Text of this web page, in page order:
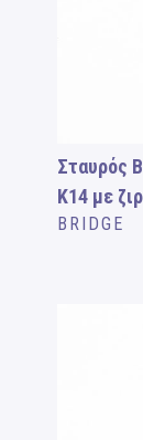
Σταυρός
Κ14 με
BRIDGE